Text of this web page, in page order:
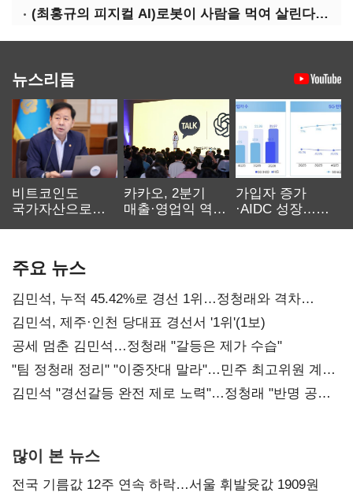
(최홍규의 피지컬 AI)로봇이 사람을 먹여 살린다, 그런데 언제 먹여야 할지는 모른다
뉴스리듬
비트코인도
국가자산으로…'
카카오, 2분기
매출·영업익 역대
가입자 증가
·AIDC 성장…
주요 뉴스
김민석, 누적 45.42%로 경선 1위…정청래와 격차
0.86%p(2보)
김민석, 제주·인천 당대표 경선서 '1위'(1보)
공세 멈춘 김민석…정청래 "갈등은 제가 수습"
"팀 정청래 정리" "이중잣대 말라"…민주 최고위원 계파
다툼 격화
김민석 "경선갈등 완전 제로 노력"…정청래 "반명 공세
많이 본 뉴스
전국 기름값 12주 연속 하락…서울 휘발윳값 1909원